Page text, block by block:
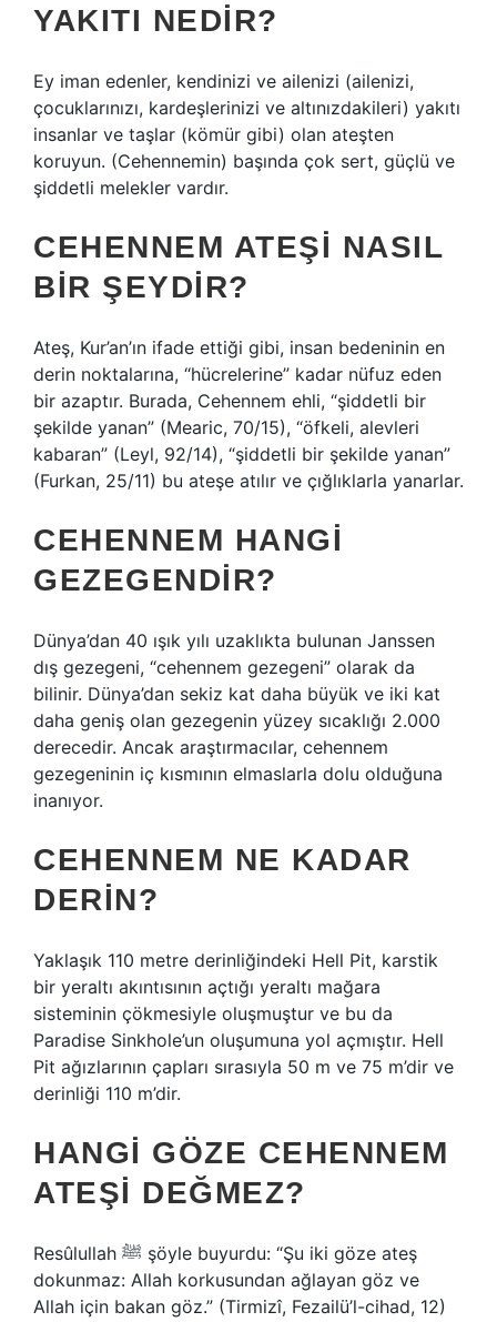
YAKITI NEDIR?
Ey iman edenler, kendinizi ve ailenizi (ailenizi,
çocuklarınızı, kardeşlerinizi ve altınızdakileri) yakıtı
insanlar ve taşlar (kömür gibi) olan ateşten
koruyun. (Cehennemin) başında çok sert, güçlü ve
şiddetli melekler vardır.
CEHENNEM ATEŞI NASIL
BIR ŞEYDIR?
Ateş, Kur’an’ın ifade ettiği gibi, insan bedeninin en
derin noktalarına, “hücrelerine” kadar nüfuz eden
bir azaptır. Burada, Cehennem ehli, “şiddetli bir
şekilde yanan” (Mearic, 70/15), “öfkeli, alevleri
kabaran” (Leyl, 92/14), “şiddetli bir şekilde yanan”
(Furkan, 25/11) bu ateşe atılır ve çığlıklarla yanarlar.
CEHENNEM HANGI
GEZEGENDIR?
Dünya’dan 40 ışık yılı uzaklıkta bulunan Janssen
dış gezegeni, “cehennem gezegeni” olarak da
bilinir. Dünya’dan sekiz kat daha büyük ve iki kat
daha geniş olan gezegenin yüzey sıcaklığı 2.000
derecedir. Ancak araştırmacılar, cehennem
gezegeninin iç kısmının elmaslarla dolu olduğuna
inanıyor.
CEHENNEM NE KADAR
DERIN?
Yaklaşık 110 metre derinliğindeki Hell Pit, karstik
bir yeraltı akıntısının açtığı yeraltı mağara
sisteminin çökmesiyle oluşmuştur ve bu da
Paradise Sinkhole’un oluşumuna yol açmıştır. Hell
Pit ağızlarının çapları sırasıyla 50 m ve 75 m’dir ve
derinliği 110 m’dir.
HANGI GÖZE CEHENNEM
ATEŞI DEĞMEZ?
Resûlullah ﷺ şöyle buyurdu: “Şu iki göze ateş
dokunmaz: Allah korkusundan ağlayan göz ve
Allah için bakan göz.” (Tirmizî, Fezailü’l-cihad, 12)